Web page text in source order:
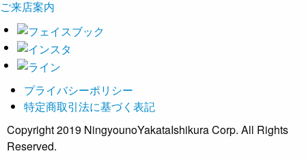
ご来店案内
プライバシーポリシー
特定商取引法に基づく表記
Copyright 2019 NingyounoYakataIshikura Corp. All Rights
Reserved.